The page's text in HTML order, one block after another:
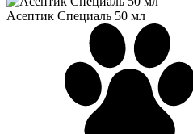
Асептик Специаль 50 мл